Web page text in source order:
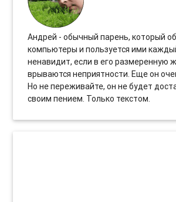
Андрей - обычный парень, который
компьютеры и пользуется ими
ненавидит, если в его размеренную
врываются неприятности. Еще он
Но не переживайте, он не будет
своим пением. Только текстом.